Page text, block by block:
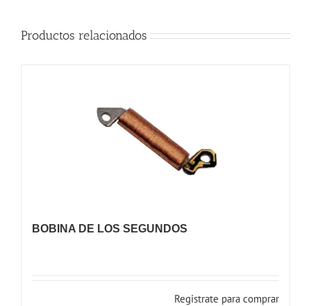
Productos relacionados
BOBINA DE LOS SEGUNDOS
Registrate para comprar